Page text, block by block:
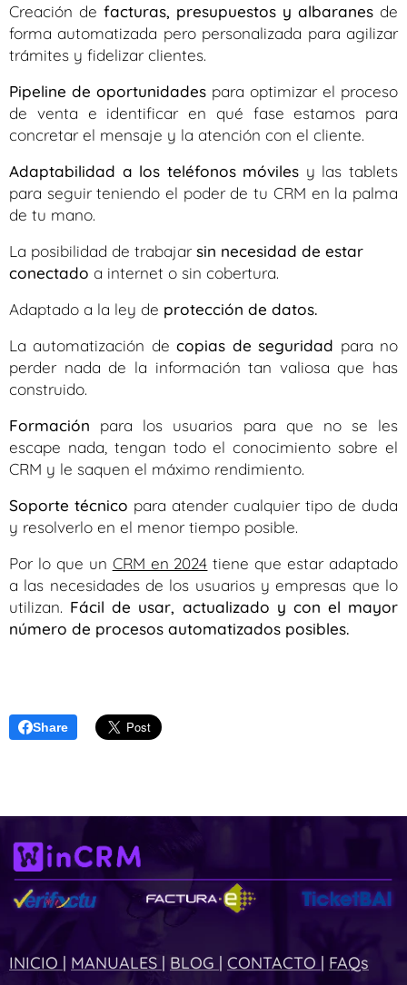
Creación de facturas, presupuestos y albaranes de
forma automatizada pero personalizada para agilizar
trámites y fidelizar clientes.
Pipeline de oportunidades para optimizar el proceso
de venta e identificar en qué fase estamos para
concretar el mensaje y la atención con el cliente.
Adaptabilidad a los teléfonos móviles y las tablets
para seguir teniendo el poder de tu CRM en la palma
de tu mano.
La posibilidad de trabajarsin necesidad de estar
conectado a internet o sin cobertura.
Adaptado a la ley de protección de datos.
La automatización decopias de seguridad para no
perder nada de la información tan valiosa que has
construido.
Formación para los usuarios para que no se les
escape nada, tengan todo el conocimiento sobre el
CRM y le saquen el máximo rendimiento.
Soporte técnico para atender cualquier tipo de duda
y resolverlo en el menor tiempo posible.
Por lo que un CRM en 2024 tiene que estar adaptado
a las necesidades de los usuarios y empresas que lo
utilizan. Fácil de usar, actualizado y con el mayor
número de procesos automatizados posibles.
Share
INICIO | MANUALES | BLOG | CONTACTO | FAQs